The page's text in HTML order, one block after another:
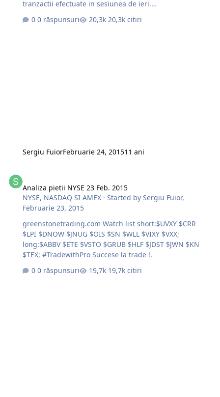
tranzactii efectuate in sesiunea de ieri.
http://s22.postimg.org/odnsbqhe5/TSU.jpg
0 răspunsuri 20,3k citiri
Sergiu FuiorFebruarie 24, 201511 ani
Analiza pietii NYSE 23 Feb. 2015
NYSE, NASDAQ SI AMEX · Started bySergiu Fuior,
Februarie 23, 2015
greenstonetrading.com Watch list short:$UVXY $CRR
$LPI $DNOW $JNUG $OIS $SN $WLL $VIXY $VXX;
long:$ABBV $ETE $VSTO $GRUB $HLF $JDST $JWN $KN
$TEX; #TradewithPro Succese la trade !.
0 răspunsuri
19,7k citiri